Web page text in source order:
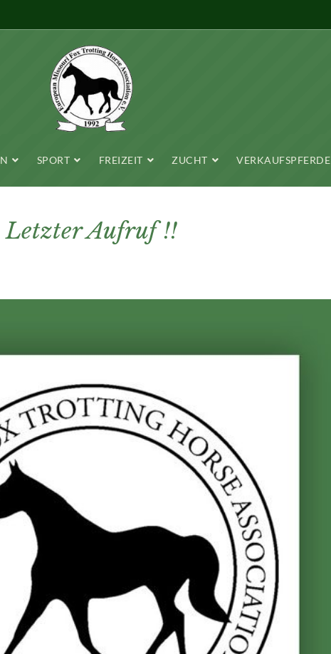
SPORT FREIZEIT ZUCHT VERKAUFSPFERDE
Letzter Aufruf !!